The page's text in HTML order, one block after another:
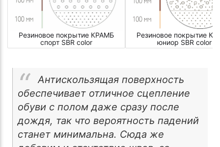
Резиновое покрытие КРАМБ
спорт SBR color
Резиновое покрытие
юниор SBR color
Антискользящая поверхность
обеспечивает отличное сцепление
обуви с полом даже сразу после
дождя, так что вероятность падений
станет минимальна. Сюда же